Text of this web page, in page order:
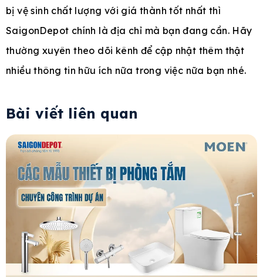
bị vệ sinh chất lượng với giá thành tốt nhất thì
SaigonDepot chính là địa chỉ mà bạn đang cần. Hãy
thường xuyên theo dõi kênh để cập nhật thêm thật
nhiều thông tin hữu ích nữa trong việc nữa bạn nhé.
Bài viết liên quan